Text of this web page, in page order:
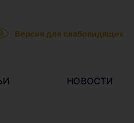
Версия для слабовидящих
НОВОСТИ